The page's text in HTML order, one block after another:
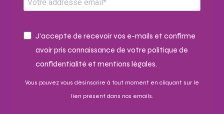
J'accepte de recevoir vos e-mails et confirme
avoir pris connaissance de votre politique de
confidentialité et mentions légales.
Vous pouvez vous désinscrire à tout moment en cliquant sur le
lien présent dans nos emails.